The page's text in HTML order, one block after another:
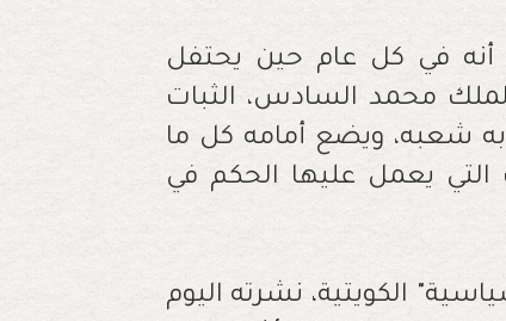
أنه في كل عام حين يحتفل
محمد السادس، الثبات
شعبه، ويضع أمامه كل ما
يعمل عليها الحكم في
الكويتية، نشرته اليوم